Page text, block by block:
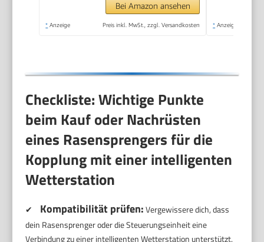
Easy
Verbindungstechnik
Bei Amazon ansehen
* Anzeige Preis inkl. MwSt., zzgl. Versandkosten * Anzeige
Checkliste: Wichtige Punkte
beim Kauf oder Nachrüsten
eines Rasensprengers für die
Kopplung mit einer intelligenten
Wetterstation
✔ Kompatibilität prüfen:Vergewissere dich, dass
dein Rasensprenger oder die Steuerungseinheit eine
Verbindung zu einer intelligenten Wetterstation unterstützt.